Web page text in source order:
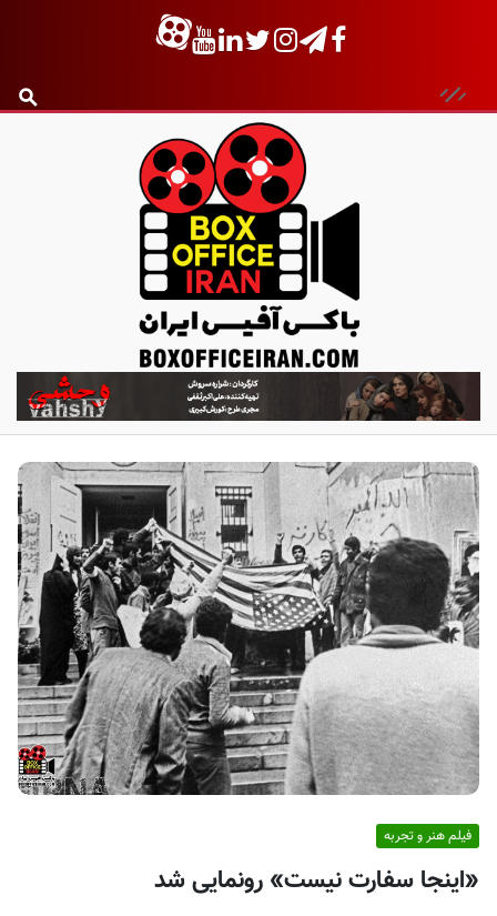
ب
ا
ک
س
آ
ف
ی
س
ا
ی
ر
ن
فیلم هنر و تجربه
«اینجا سفارت نیست» رونمایی شد